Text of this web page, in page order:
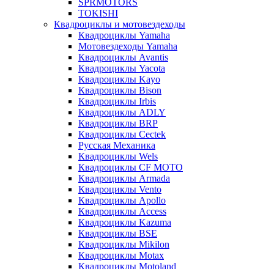
SPRMOTORS
TOKISHI
Квадроциклы и мотовездеходы
Квадроциклы Yamaha
Мотовездеходы Yamaha
Квадроциклы Avantis
Квадроциклы Yacota
Квадроциклы Kayo
Квадроциклы Bison
Квадроциклы Irbis
Квадроциклы ADLY
Квадроциклы BRP
Квадроциклы Cectek
Русская Механика
Квадроциклы Wels
Квадроциклы CF MOTO
Квадроциклы Armada
Квадроциклы Vento
Квадроциклы Apollo
Квадроциклы Access
Квадроциклы Kazuma
Квадроциклы BSE
Квадроциклы Mikilon
Квадроциклы Motax
Квадроциклы Motoland